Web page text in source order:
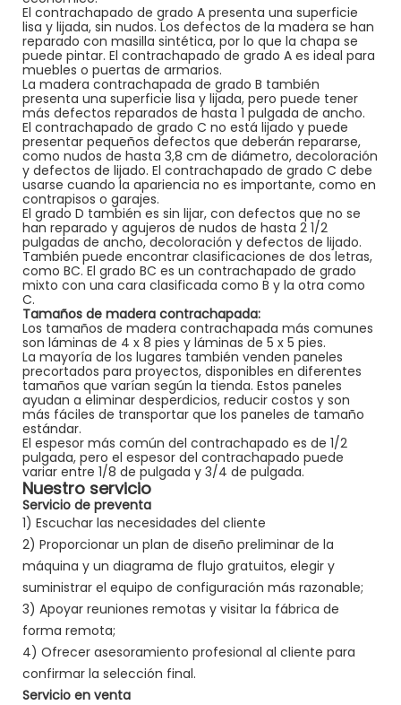
El contrachapado de grado A presenta una superficie
lisa y lijada, sin nudos. Los defectos de la madera se han
reparado con masilla sintética, por lo que la chapa se
puede pintar. El contrachapado de grado A es ideal para
muebles o puertas de armarios.
La madera contrachapada de grado B también
presenta una superficie lisa y lijada, pero puede tener
más defectos reparados de hasta 1 pulgada de ancho.
El contrachapado de grado C no está lijado y puede
presentar pequeños defectos que deberán repararse,
como nudos de hasta 3,8 cm de diámetro, decoloración
y defectos de lijado. El contrachapado de grado C debe
usarse cuando la apariencia no es importante, como en
contrapisos o garajes.
El grado D también es sin lijar, con defectos que no se
han reparado y agujeros de nudos de hasta 2 1/2
pulgadas de ancho, decoloración y defectos de lijado.
También puede encontrar clasificaciones de dos letras,
como BC. El grado BC es un contrachapado de grado
mixto con una cara clasificada como B y la otra como
C.
Tamaños de madera contrachapada:
Los tamaños de madera contrachapada más comunes
son láminas de 4 x 8 pies y láminas de 5 x 5 pies.
La mayoría de los lugares también venden paneles
precortados para proyectos, disponibles en diferentes
tamaños que varían según la tienda. Estos paneles
ayudan a eliminar desperdicios, reducir costos y son
más fáciles de transportar que los paneles de tamaño
estándar.
El espesor más común del contrachapado es de 1/2
pulgada, pero el espesor del contrachapado puede
variar entre 1/8 de pulgada y 3/4 de pulgada.
Nuestro servicio
Servicio de preventa
1) Escuchar las necesidades del cliente
2) Proporcionar un plan de diseño preliminar de la
máquina y un diagrama de flujo gratuitos, elegir y
suministrar el equipo de configuración más razonable;
3) Apoyar reuniones remotas y visitar la fábrica de
forma remota;
4) Ofrecer asesoramiento profesional al cliente para
confirmar la selección final.
Servicio en venta